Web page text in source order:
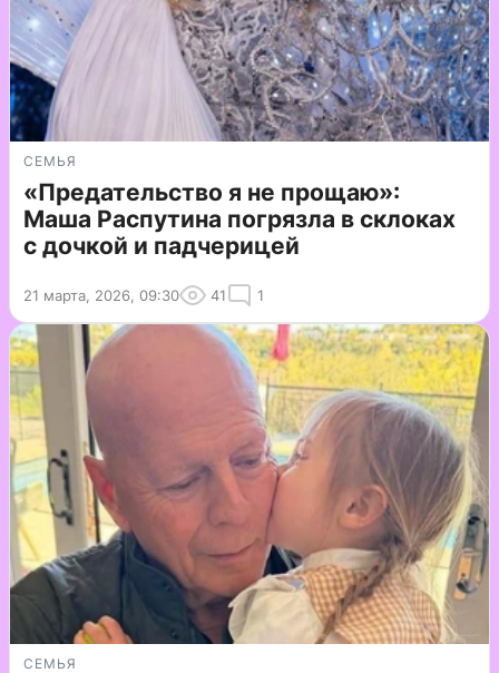
СЕМЬЯ
«Предательство я не прощаю»:
Маша Распутина погрязла в склоках
с дочкой и падчерицей
21 марта, 2026, 09:30 41 1
СЕМЬЯ